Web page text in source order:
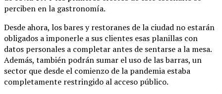
perciben en la gastronomía.
Desde ahora, los bares y restoranes de la ciudad no estarán
obligados a imponerle a sus clientes esas planillas con
datos personales a completar antes de sentarse a la mesa.
Además, también podrán sumar el uso de las barras, un
sector que desde el comienzo de la pandemia estaba
completamente restringido al acceso público.